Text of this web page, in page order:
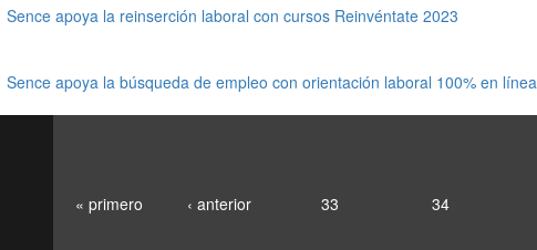
Sence apoya la reinserción laboral con cursos Reinvéntate 2023
Sence apoya la búsqueda de empleo con orientación laboral 100% en línea
« primero ‹ anterior 33 34